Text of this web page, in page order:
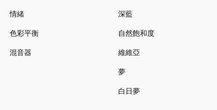
情緒
色彩平衡
混音器
深藍
自然飽和度
維維亞
夢
白日夢